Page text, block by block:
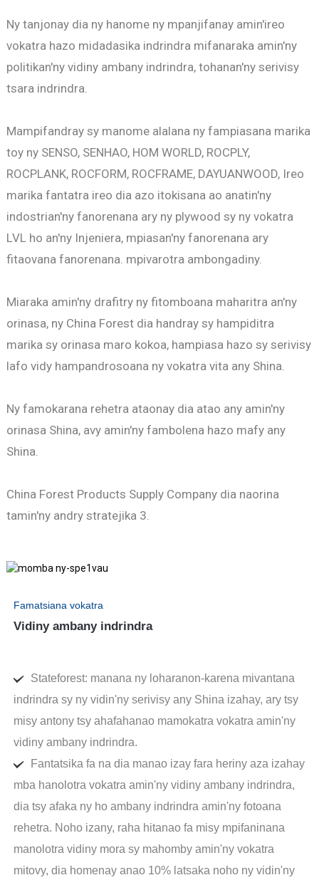
Ny tanjonay dia ny hanome ny mpanjifanay amin'ireo
vokatra hazo midadasika indrindra mifanaraka amin'ny
politikan'ny vidiny ambany indrindra, tohanan'ny serivisy
tsara indrindra.
Mampifandray sy manome alalana ny fampiasana marika
toy ny SENSO, SENHAO, HOM WORLD, ROCPLY,
ROCPLANK, ROCFORM, ROCFRAME, DAYUANWOOD, Ireo
marika fantatra ireo dia azo itokisana ao anatin'ny
indostrian'ny fanorenana ary ny plywood sy ny vokatra
LVL ho an'ny Injeniera, mpiasan'ny fanorenana ary
fitaovana fanorenana. mpivarotra ambongadiny.
Miaraka amin'ny drafitry ny fitomboana maharitra an'ny
orinasa, ny China Forest dia handray sy hampiditra
marika sy orinasa maro kokoa, hampiasa hazo sy serivisy
lafo vidy hampandrosoana ny vokatra vita any Shina.
Ny famokarana rehetra ataonay dia atao any amin'ny
orinasa Shina, avy amin'ny fambolena hazo mafy any
Shina.
China Forest Products Supply Company dia naorina
tamin'ny andry stratejika 3.
Famatsiana vokatra
Vidiny ambany indrindra
Stateforest: manana ny loharanon-karena mivantana
indrindra sy ny vidin'ny serivisy any Shina izahay, ary tsy
misy antony tsy ahafahanao mamokatra vokatra amin'ny
vidiny ambany indrindra.
Fantatsika fa na dia manao izay fara heriny aza izahay
mba hanolotra vokatra amin'ny vidiny ambany indrindra,
dia tsy afaka ny ho ambany indrindra amin'ny fotoana
rehetra. Noho izany, raha hitanao fa misy mpifaninana
manolotra vidiny mora sy mahomby amin'ny vokatra
mitovy, dia homenay anao 10% latsaka noho ny vidin'ny